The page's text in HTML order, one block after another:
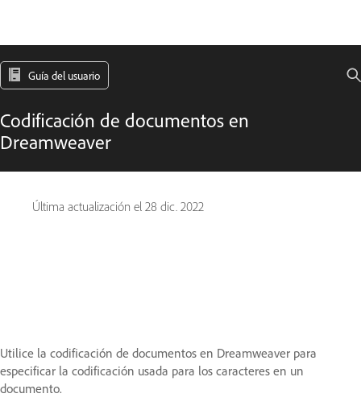
Guía del usuario
Codificación de documentos en
Dreamweaver
Última actualización el 28 dic. 2022
Utilice la codificación de documentos en Dreamweaver para
especificar la codificación usada para los caracteres en un
documento.